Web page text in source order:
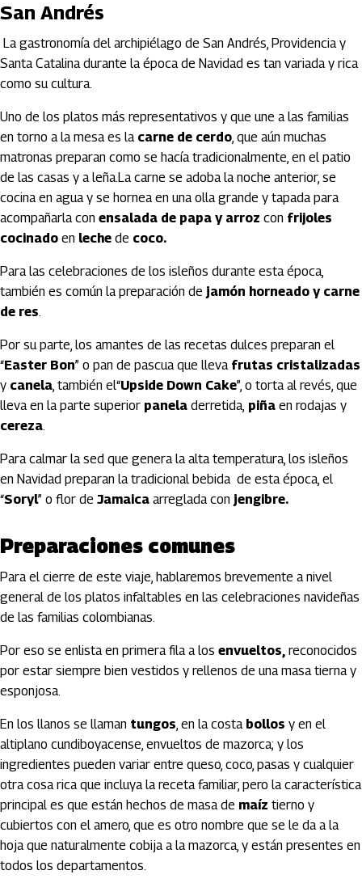
San Andrés
La gastronomía del archipiélago de San Andrés, Providencia y
Santa Catalina durante la época de Navidad es tan variada y rica
como su cultura.
Uno de los platos más representativos y que une a las familias
en torno a la mesa es la carne de cerdo, que aún muchas
matronas preparan como se hacía tradicionalmente, en el patio
de las casas y a leña.La carne se adoba la noche anterior, se
cocina en agua y se hornea en una olla grande y tapada para
acompañarla con ensalada de papa y arroz con frijoles
cocinado en leche de coco.
Para las celebraciones de los isleños durante esta época,
también es común la preparación de jamón horneado y carne
de res.
Por su parte, los amantes de las recetas dulces preparan el
“Easter Bon” o pan de pascua que lleva frutas cristalizadas
y canela, también el“Upside Down Cake”, o torta al revés, que
lleva en la parte superior panela derretida, piña en rodajas y
cereza.
Para calmar la sed que genera la alta temperatura, los isleños
en Navidad preparan la tradicional bebida de esta época, el
“Soryl” o flor de Jamaica arreglada con jengibre.
Preparaciones comunes
Para el cierre de este viaje, hablaremos brevemente a nivel
general de los platos infaltables en las celebraciones navideñas
de las familias colombianas.
Por eso se enlista en primera fila a los envueltos, reconocidos
por estar siempre bien vestidos y rellenos de una masa tierna y
esponjosa.
En los llanos se llaman tungos, en la costabollos y en el
altiplano cundiboyacense, envueltos de mazorca; y los
ingredientes pueden variar entre queso, coco, pasas y cualquier
otra cosa rica que incluya la receta familiar, pero la característica
principal es que están hechos de masa de maíz tierno y
cubiertos con el amero, que es otro nombre que se le da a la
hoja que naturalmente cobija a la mazorca, y están presentes en
todos los departamentos.